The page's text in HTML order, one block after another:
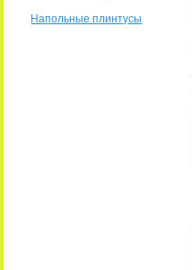
Напольные плинтусы